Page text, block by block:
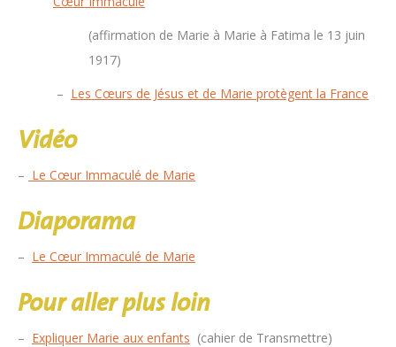
(affirmation de Marie à Marie à Fatima le 13 juin
1917)
– Les Cœurs de Jésus et de Marie protègent la France
Vidéo
– Le Cœur Immaculé de Marie
Diaporama
– Le Cœur Immaculé de Marie
Pour aller plus loin
– Expliquer Marie aux enfants (cahier de Transmettre)